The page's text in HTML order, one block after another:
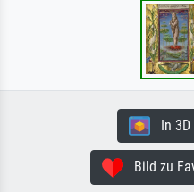
In 3D
Bild zu